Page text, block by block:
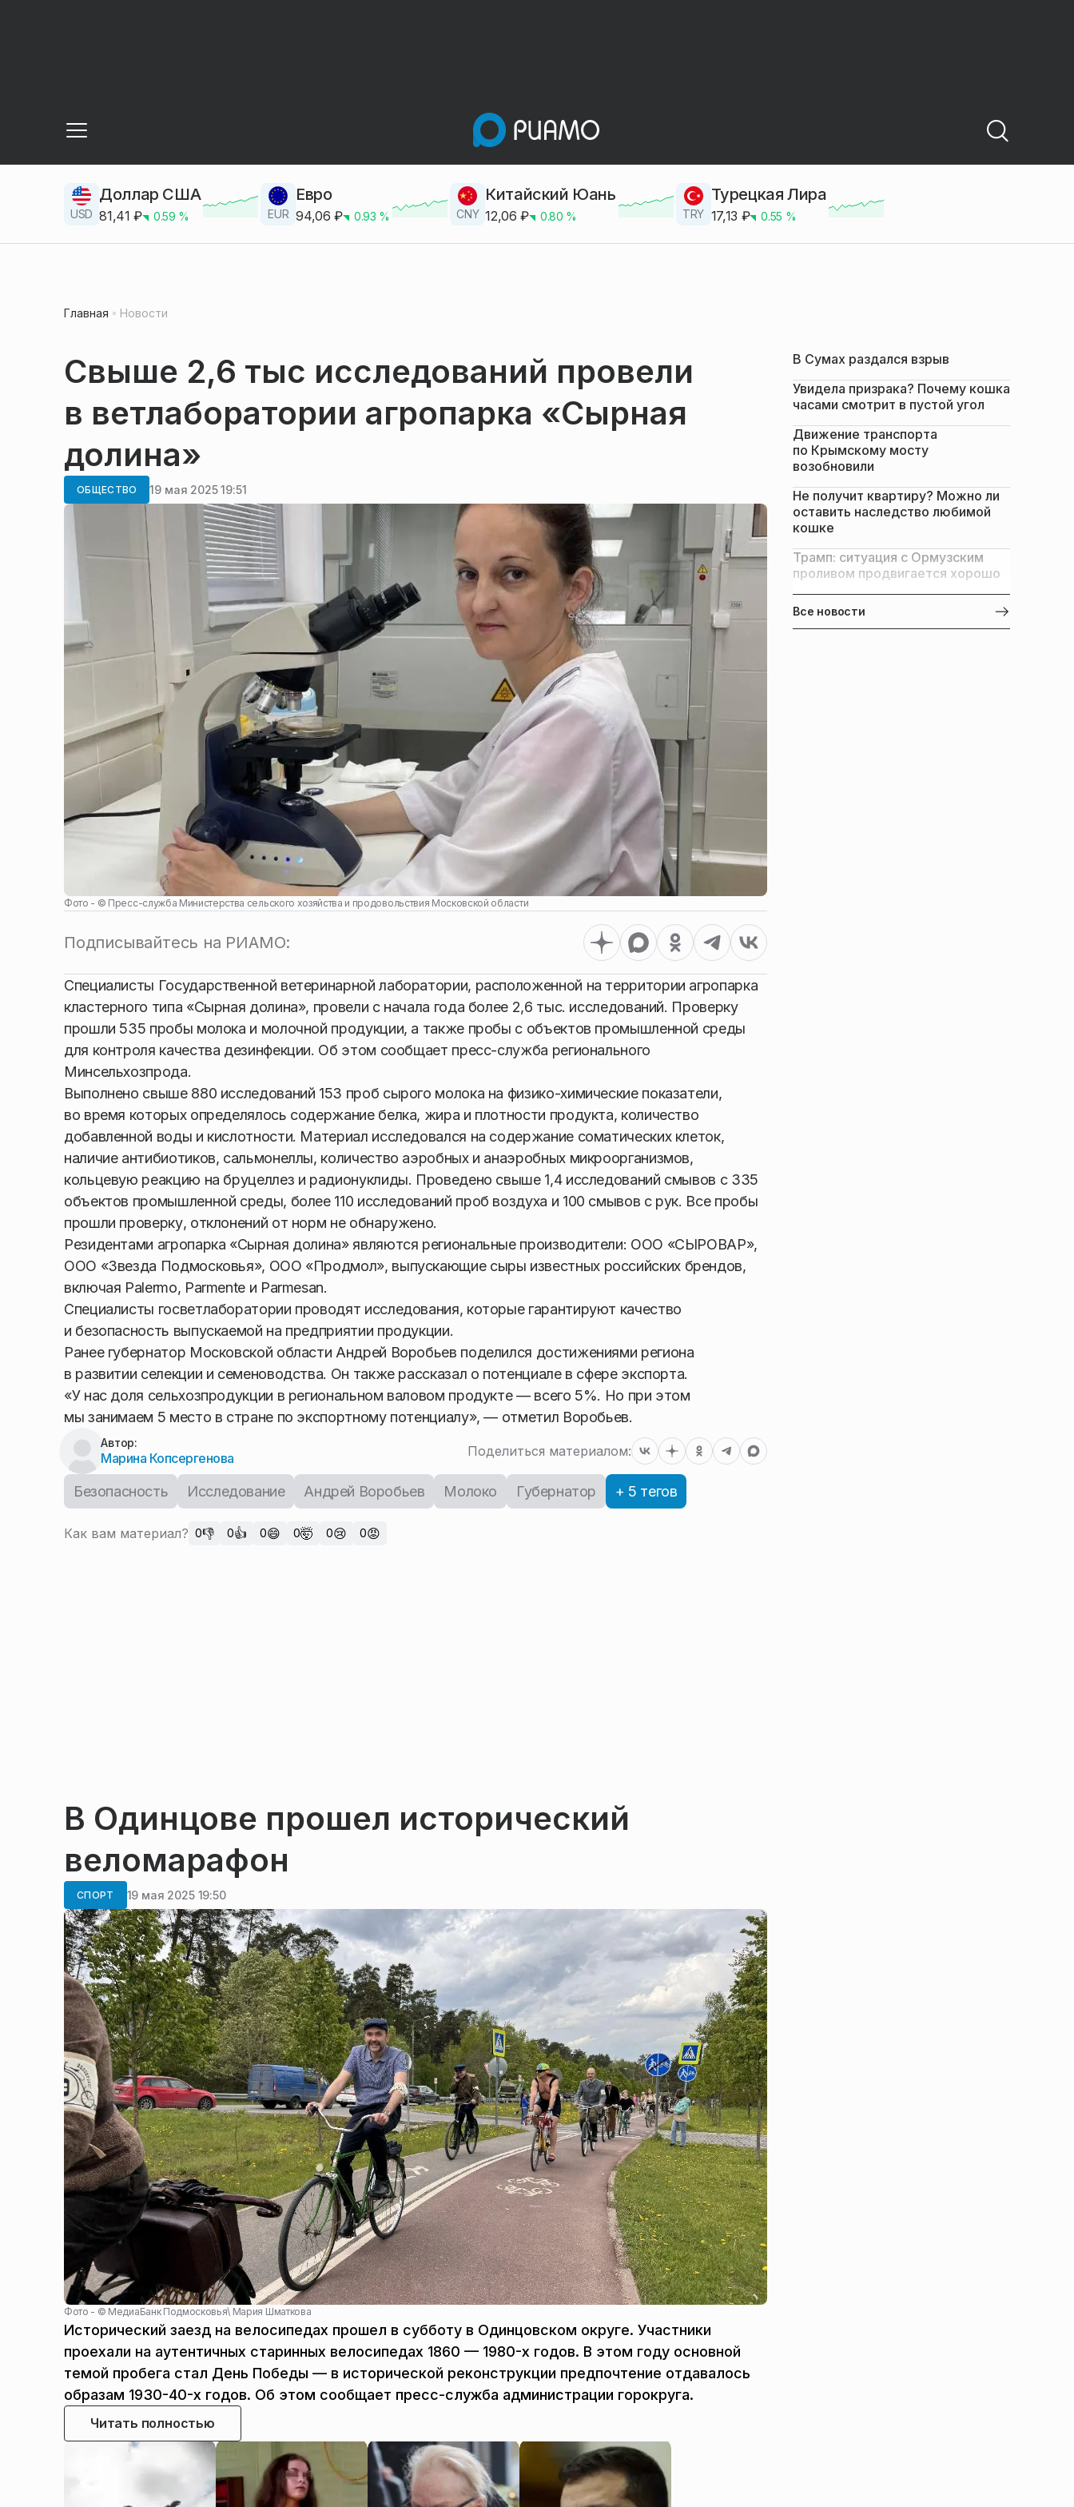
USD
Доллар США
81,41 ₽ 0.59 % EUR
Евро
94,06 ₽ 0.93 % CNY
Китайский Юань
12,06 ₽ 0.80 % TRY
Турецкая Лира
17,13 ₽ 0.55 %
Главная Новости
Свыше 2,6 тыс исследований провели
в ветлаборатории агропарка «Сырная
долина»
ОБЩЕСТВО 19 мая 2025 19:51
Фото - © Пресс-служба Министерства сельского хозяйства и продовольствия Московской области
Подписывайтесь на РИАМО:
Специалисты Государственной ветеринарной лаборатории, расположенной на территории агропарка
кластерного типа «Сырная долина», провели с начала года более 2,6 тыс. исследований. Проверку
прошли 535 пробы молока и молочной продукции, а также пробы с объектов промышленной среды
для контроля качества дезинфекции. Об этом сообщает пресс-служба регионального
Минсельхозпрода.
Выполнено свыше 880 исследований 153 проб сырого молока на физико-химические показатели,
во время которых определялось содержание белка, жира и плотности продукта, количество
добавленной воды и кислотности. Материал исследовался на содержание соматических клеток,
наличие антибиотиков, сальмонеллы, количество аэробных и анаэробных микроорганизмов,
кольцевую реакцию на бруцеллез и радионуклиды. Проведено свыше 1,4 исследований смывов с 335
объектов промышленной среды, более 110 исследований проб воздуха и 100 смывов с рук. Все пробы
прошли проверку, отклонений от норм не обнаружено.
Резидентами агропарка «Сырная долина» являются региональные производители: ООО «СЫРОВАР»,
ООО «Звезда Подмосковья», ООО «Продмол», выпускающие сыры известных российских брендов,
включая Palermo, Parmente и Parmesan.
Специалисты госветлаборатории проводят исследования, которые гарантируют качество
и безопасность выпускаемой на предприятии продукции.
Ранее губернатор Московской области Андрей Воробьев поделился достижениями региона
в развитии селекции и семеноводства. Он также рассказал о потенциале в сфере экспорта.
«У нас доля сельхозпродукции в региональном валовом продукте — всего 5%. Но при этом
мы занимаем 5 место в стране по экспортному потенциалу», — отметил Воробьев.
Автор:
Марина Копсергенова Поделиться материалом:
Безопасность Исследование Андрей Воробьев Молоко Губернатор + 5 тегов
Как вам материал? 0👎 0👍 0😄 0🤯 0😢 0😡
В Одинцове прошел исторический
веломарафон
СПОРТ 19 мая 2025 19:50
Фото - © МедиаБанк Подмосковья\ Мария Шматкова
Исторический заезд на велосипедах прошел в субботу в Одинцовском округе. Участники
проехали на аутентичных старинных велосипедах 1860 — 1980-х годов. В этом году основной
темой пробега стал День Победы — в исторической реконструкции предпочтение отдавалось
образам 1930-40-х годов. Об этом сообщает пресс-служба администрации горокруга.
Читать полностью
В Сумах раздался взрыв
Увидела призрака? Почему кошка
часами смотрит в пустой угол
Движение транспорта
по Крымскому мосту
возобновили
Не получит квартиру? Можно ли
оставить наследство любимой
кошке
Трамп: ситуация с Ормузским
проливом продвигается хорошо
Все новости